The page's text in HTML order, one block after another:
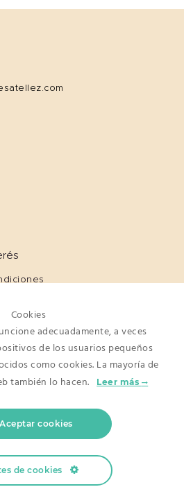
y acepto los términos y
Teresa Tellez |
Diseño
by SEBcreativos
Cookies
adecuadamente, a veces
de los usuarios pequeños
como cookies. La mayoría de
también lo hacen.
Leer más
Aceptar cookies
de cookies